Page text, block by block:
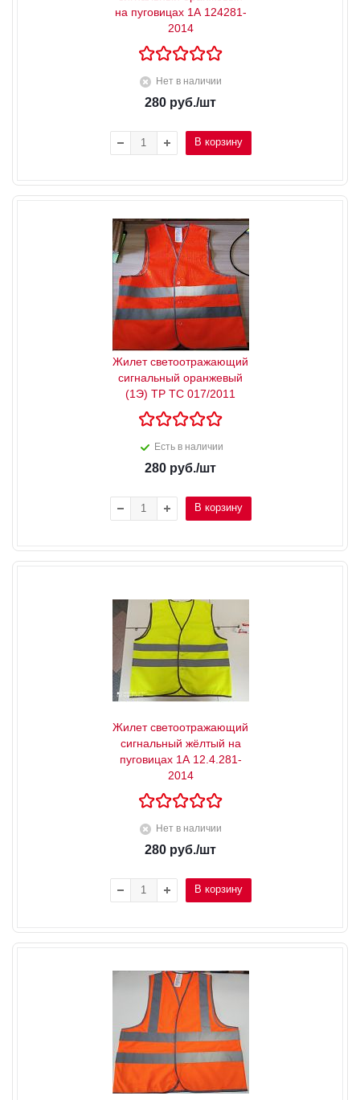
на пуговицах 1А 124281-
2014
Нет в наличии
280 руб./шт
В корзину
Жилет светоотражающий
сигнальный оранжевый
(1Э) ТР ТС 017/2011
Есть в наличии
280 руб./шт
В корзину
Жилет светоотражающий
сигнальный жёлтый на
пуговицах 1А 12.4.281-
2014
Нет в наличии
280 руб./шт
В корзину